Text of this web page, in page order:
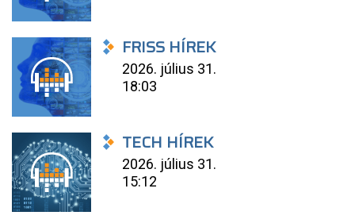
FRISS HÍREK
2026. július 31.
18:03
TECH HÍREK
2026. július 31.
15:12